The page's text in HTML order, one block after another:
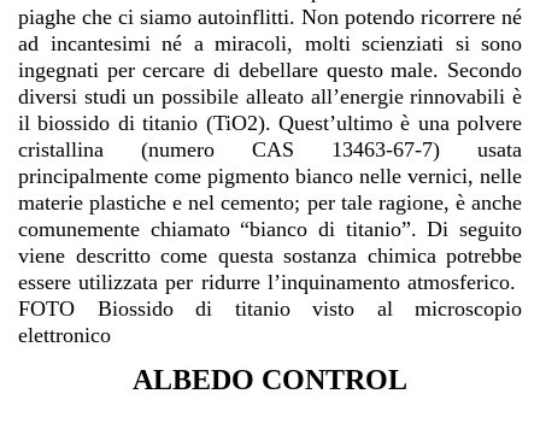
piaghe che ci siamo autoinflitti. Non potendo ricorrere né
ad incantesimi né a miracoli, molti scienziati si sono
ingegnati per cercare di debellare questo male. Secondo
diversi studi un possibile alleato all’energie rinnovabili è
il biossido di titanio (TiO2). Quest’ultimo è una polvere
cristallina (numero CAS 13463-67-7) usata
principalmente come pigmento bianco nelle vernici, nelle
materie plastiche e nel cemento; per tale ragione, è anche
comunemente chiamato “bianco di titanio”. Di seguito
viene descritto come questa sostanza chimica potrebbe
essere utilizzata per ridurre l’inquinamento atmosferico.
FOTO Biossido di titanio visto al microscopio
elettronico
ALBEDO CONTROL